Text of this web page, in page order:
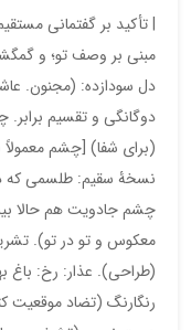
| تأکید بر گفتمانی
مبنی بر وصف تو؛ و
دل سودازده: (مجنون.
دوگانگی و تقسیم
(برای شفا) [چشم
نسخۀ سقیم: طلسمی که
چشم جادویت هم حالا
معکوس و تو در تو).
(طراحی). عذار: رخ:
رنگارنگ (تضاد